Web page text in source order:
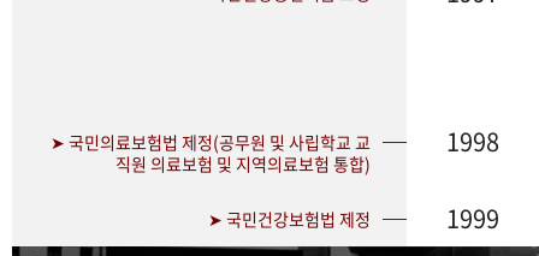
➤ 국민의료보험법 제정(공무원 및 사립학교 교
직원 의료보험 및 지역의료보험 통합)
1998
➤ 국민건강보험법 제정 1999